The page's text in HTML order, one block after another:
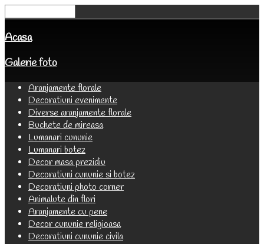
Acasa
Galerie foto
Aranjamente florale
Decoratiuni evenimente
Diverse aranjamente florale
Buchete de mireasa
Lumanari cununie
Lumanari botez
Decor masa prezidiu
Decoratiuni cununie si botez
Decoratiuni photo corner
Animalute din flori
Aranjamente cu pene
Decor cununie religioasa
Decoratiuni cununie civila